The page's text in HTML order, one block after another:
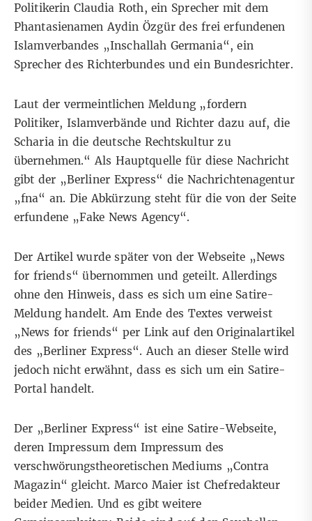
Politikerin Claudia Roth, ein Sprecher mit dem
Phantasienamen Aydin Özgür des frei erfundenen
Islamverbandes „Inschallah Germania“, ein
Sprecher des Richterbundes und ein Bundesrichter.
Laut der vermeintlichen Meldung „fordern
Politiker, Islamverbände und Richter dazu auf, die
Scharia in die deutsche Rechtskultur zu
übernehmen.“ Als Hauptquelle für diese Nachricht
gibt der „Berliner Express“ die Nachrichtenagentur
„fna“ an. Die Abkürzung steht für die von der Seite
erfundene „Fake News Agency“.
Der Artikel wurde später von der Webseite „News
for friends“ übernommen und geteilt. Allerdings
ohne den Hinweis, dass es sich um eine Satire-
Meldung handelt. Am Ende des Textes verweist
„News for friends“ per Link auf den Originalartikel
des „Berliner Express“. Auch an dieser Stelle wird
jedoch nicht erwähnt, dass es sich um ein Satire-
Portal handelt.
Der „Berliner Express“ ist eine Satire-Webseite,
deren Impressum dem Impressum des
verschwörungstheoretischen Mediums „Contra
Magazin“ gleicht. Marco Maier ist Chefredakteur
beider Medien. Und es gibt weitere